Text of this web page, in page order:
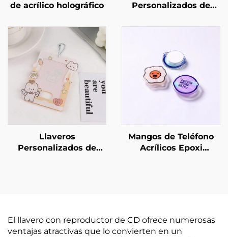
de acrílico holográfico
Personalizados de
Llaveros
Personalizados de
Mangos de Teléfono
Acrílicos Epoxi
El llavero con reproductor de CD ofrece numerosas
ventajas atractivas que lo convierten en un